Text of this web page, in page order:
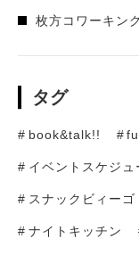
枚方コワーキン
タグ
book&talk!!
イベントスケジュ
スナックビィーゴ
ナイトキッチン